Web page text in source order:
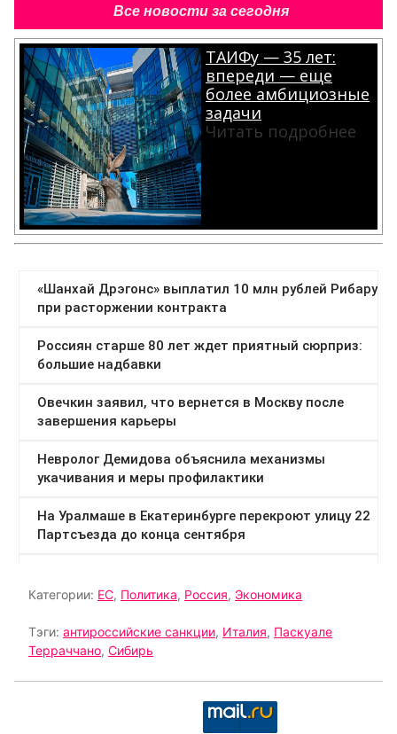
Все новости за сегодня
ТАИФу — 35 лет:
впереди — еще
более амбициозные
задачи
Читать подробнее
Категории: ЕС, Политика, Россия, Экономика
Тэги: антироссийские санкции, Италия, Паскуале
Терраччано, Сибирь